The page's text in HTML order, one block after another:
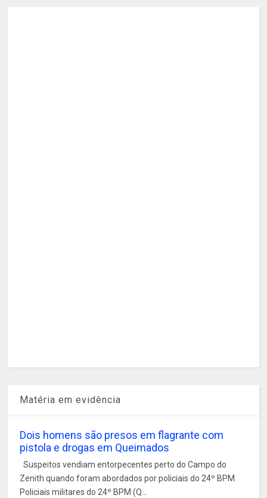
Matéria em evidência
Dois homens são presos em flagrante com
pistola e drogas em Queimados
Suspeitos vendiam entorpecentes perto do Campo do
Zenith quando foram abordados por policiais do 24º BPM
Policiais militares do 24º BPM (Q...